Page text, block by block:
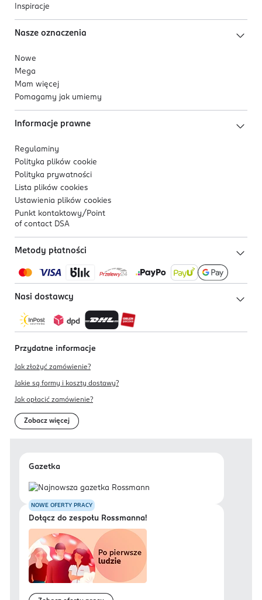
Inspiracje
Nasze oznaczenia
Nowe
Mega
Mam więcej
Pomagamy jak umiemy
Informacje prawne
Regulaminy
Polityka plików cookie
Polityka prywatności
Lista plików cookies
Ustawienia plików cookies
Punkt kontaktowy/ Point
of contact DSA
Metody płatności
Nasi dostawcy
Przydatne informacje
Jak złożyć zamówienie?
Jakie są formy i koszty dostawy?
Jak opłacić zamówienie?
Zobacz więcej
Gazetka
NOWE OFERTY PRACY
Dołącz do zespołu Rossmanna!